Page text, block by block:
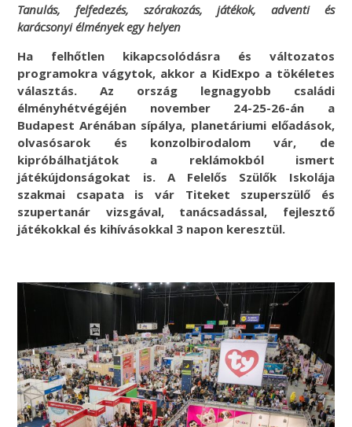
Tanulás, felfedezés, szórakozás, játékok, adventi és
karácsonyi élmények egy helyen
Ha felhőtlen kikapcsolódásra és változatos
programokra vágytok, akkor a KidExpo a tökéletes
választás.Az ország legnagyobb családi
élményhétvégéjén november 24-25-26-án a
Budapest Arénában sípálya, planetáriumi előadások,
olvasósarok és konzolbirodalom vár, de
kipróbálhatjátok a reklámokból ismert
játékújdonságokat is. A Felelős Szülők Iskolája
szakmai csapata is vár Titeket szuperszülő és
szupertanár vizsgával, tanácsadással, fejlesztő
játékokkal és kihívásokkal 3 napon keresztül.